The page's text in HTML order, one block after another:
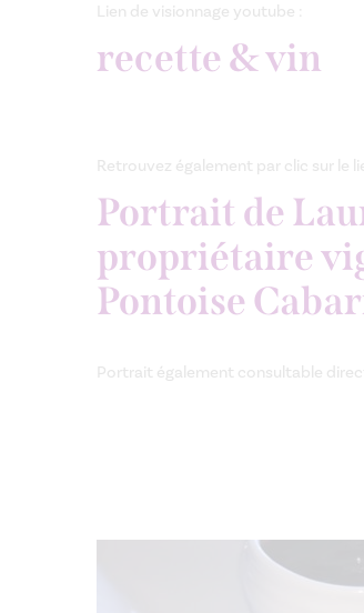
Lien de visionnage youtube :
recette & vin
Retrouvez également par clic sur le
Portrait de
propriétaire
Pontoise
Portrait également consultable